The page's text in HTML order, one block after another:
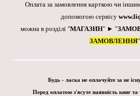
Оплата за замовлення карткою чи
допомогою сервісу
можна в розділі "МАГАЗИН" ► "
ЗАМОВЛЕННЯ"
Будь - ласка не оплачуйте за не
Перед оплатою з'ясуте наявність книг та